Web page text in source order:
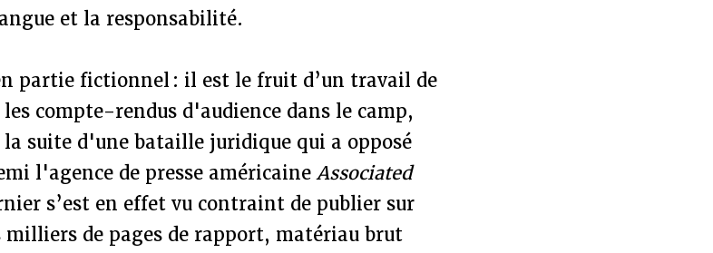
et la responsabilité.
partie fictionnel : il est le fruit d’un travail de
compte-rendus d'audience dans le camp,
la suite d'une bataille juridique qui a opposé
l'agence de presse américaineAssociated
s’est en effet vu contraint de publier sur
milliers de pages de rapport, matériau brut